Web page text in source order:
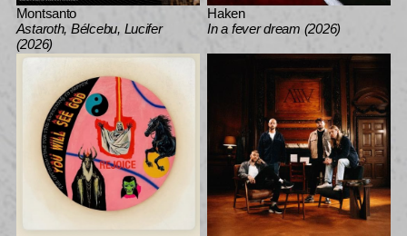
Montsanto
Astaroth, Bélcebu, Lucifer
(2026)
Haken
In a fever dream (2026)